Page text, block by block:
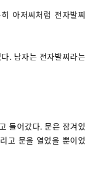
아저씨처럼 전자발찌
. 남자는 전자발찌라는
들어갔다. 문은 잠겨있
고 문을 열었을 뿐이었